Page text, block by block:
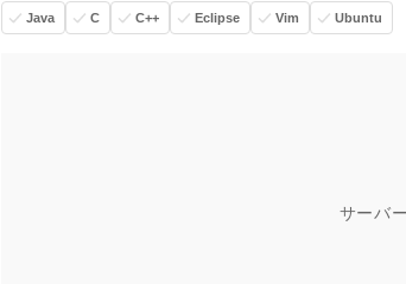
Java C C++ Eclipse Vim Ubuntu
サーバ